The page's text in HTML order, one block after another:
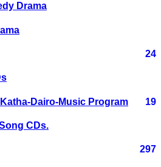
Drama
24
Dairo-Music Program 19
CDs.
297